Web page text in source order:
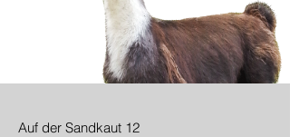
Auf der Sandkaut 12